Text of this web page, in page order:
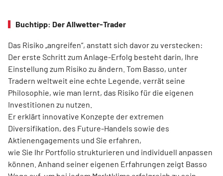
Buchtipp: Der Allwetter-Trader
Das Risiko „angreifen“, anstatt sich davor zu verstecken:
Der erste Schritt zum Anlage-Erfolg besteht darin, Ihre
Einstellung zum Risiko zu ändern. Tom Basso, unter
Tradern weltweit eine echte Legende, verrät seine
Philosophie, wie man lernt, das Risiko für die eigenen
Investitionen zu nutzen.
Er erklärt innovative Konzepte der extremen
Diversifikation, des Future-Handels sowie des
Aktienengagements und Sie erfahren,
wie Sie Ihr Portfolio strukturieren und individuell anpassen
können. Anhand seiner eigenen Erfahrungen zeigt Basso